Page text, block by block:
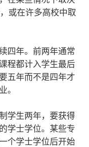
或在许多高校中取
年。前两年通常
程都计入学生最后
五年而不是四年才
。
生两年，要获得
学士学位。某些专
个学士学位后开始